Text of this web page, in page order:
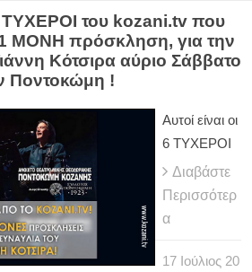
ΤΥΧΕΡΟΙ του kozani.tv που
ΜΟΝΗ πρόσκληση, για την
Κότσιρα αύριο Σάββατο
Ποντοκώμη !
Αυτοί είναι οι
6 ΤΥΧΕΡΟΙ
Διαβάστε
Περισσότερ
α
17 Ιούλιος 20